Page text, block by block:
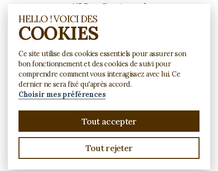
115 Rue Guy Arnaud
30900 Nîmes
Contactez-nous
Tel.04 34 28 67 43
Copyright © 2026 Brandade La Nimoise
Un site web développé par Nickl - Barcelona&co
Gestion des cookies
Mentions légales
CGV
HELLO ! VOICI DES
COOKIES
Ce site utilise des cookies essentiels pour assurer son
bon fonctionnement et des cookies de suivi pour
comprendre comment vous interagissez avec lui. Ce
dernier ne sera fixé qu'après accord.
Choisir mes préférences
Tout accepter
Tout rejeter